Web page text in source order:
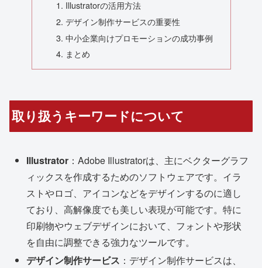
Illustratorの活用方法
デザイン制作サービスの重要性
中小企業向けプロモーションの成功事例
まとめ
取り扱うキーワードについて
Illustrator ：Adobe Illustratorは、主にベクターグラフ
ィックスを作成するためのソフトウェアです。イラ
ストやロゴ、アイコンなどをデザインするのに適し
ており、高解像度でも美しい表現が可能です。特に
印刷物やウェブデザインにおいて、フォントや形状
を自由に調整できる強力なツールです。
デザイン制作サービス ：デザイン制作サービスは、